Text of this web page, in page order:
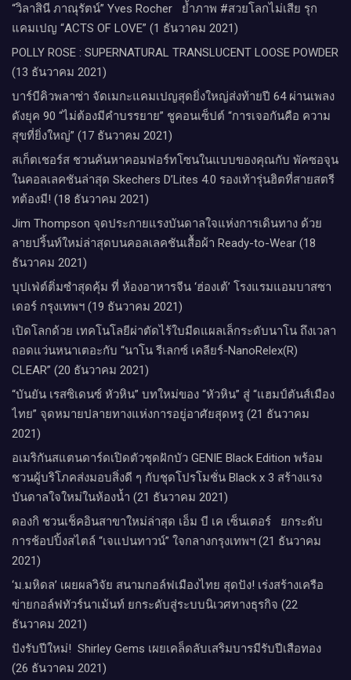
“วิลาสินี ภาณุรัตน์” Yves Rocher​ ย้ำภาพ #สวยโลกไม่เสีย รุก
แคมเปญ “ACTS OF LOVE” (1 ธันวาคม 2021)
POLLY ROSE : SUPERNATURAL TRANSLUCENT LOOSE POWDER
(13 ธันวาคม 2021)
บาร์บีคิวพลาซ่า จัดเมกะแคมเปญสุดยิ่งใหญ่ส่งท้ายปี 64 ผ่านเพลง
ดังยุค 90 “ไม่ต้องมีคำบรรยาย” ชูคอนเซ็ปต์ “การเจอกันคือ ความ
สุขที่ยิ่งใหญ่” (17 ธันวาคม 2021)
สเก็ตเชอร์ส ชวนค้นหาคอมฟอร์ทโซนในแบบของคุณกับ พัคซอจุน
ในคอลเลคชันล่าสุด Skechers D’Lites 4.0 รองเท้ารุ่นฮิตที่สายสตรี
ทต้องมี! (18 ธันวาคม 2021)
Jim Thompson จุดประกายแรงบันดาลใจแห่งการเดินทาง ด้วย
ลายปริ้นท์ใหม่ล่าสุดบนคอลเลคชันเสื้อผ้า Ready-to-Wear (18
ธันวาคม 2021)
บุปเฟ่ต์ติ่มซำสุดคุ้ม ที่ ห้อง​อาหารจีน​ ‘ฮ่องเต้’ โรงแรม​แอม​บาส​ซา​
เดอร์​ กรุงเทพฯ​ (19 ธันวาคม 2021)
เปิดโลกด้วย เทคโนโลยีผ่าตัดไร้ใบมีดแผลเล็กระดับนาโน ถึงเวลา
ถอดแว่นหนาเตอะกับ “นาโน รีเลกซ์ เคลียร์-NanoRelex(R)
CLEAR” (20 ธันวาคม 2021)
“บันยัน เรสซิเดนซ์ หัวหิน” บทใหม่ของ “หัวหิน” สู่ “แฮมป์ตันส์เมือง
ไทย” จุดหมายปลายทางแห่งการอยู่อาศัยสุดหรู (21 ธันวาคม
2021)
อเมริกันสแตนดาร์ดเปิดตัวชุดฝักบัว GENIE Black Edition พร้อม
ชวนผู้บริโภคส่งมอบสิ่งดี ๆ กับชุดโปรโมชั่น Black x 3 สร้างแรง
บันดาลใจใหม่ในห้องน้ำ (21 ธันวาคม 2021)
ดองกิ ชวนเช็คอินสาขาใหม่ล่าสุด เอ็ม บี เค เซ็นเตอร์ ยกระดับ
การช้อปปิ้งสไตล์ “เจแปนทาวน์” ใจกลางกรุงเทพฯ (21 ธันวาคม
2021)
‘ม.มหิดล’ เผยผลวิจัย สนามกอล์ฟเมืองไทย สุดปัง! เร่งสร้างเครือ
ข่ายกอล์ฟทัวร์นาเม้นท์ ยกระดับสู่ระบบนิเวศทางธุรกิจ (22
ธันวาคม 2021)
ปังรับปีใหม่​! ​ Shirley Gems เผยเคล็ดลับ​เสริมบารมีรับปีเสือทอง
(26 ธันวาคม 2021)